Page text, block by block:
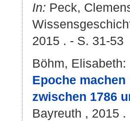
In: Peck,
2015 . - S. 31-53
Böhm, Elisabeth:
Epoche
zwischen 1786
Bayreuth , 2015 .